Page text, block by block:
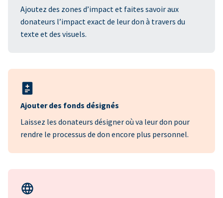
Ajoutez des zones d’impact et faites savoir aux
donateurs l’impact exact de leur don à travers du
texte et des visuels.
Ajouter des fonds désignés
Laissez les donateurs désigner où va leur don pour
rendre le processus de don encore plus personnel.